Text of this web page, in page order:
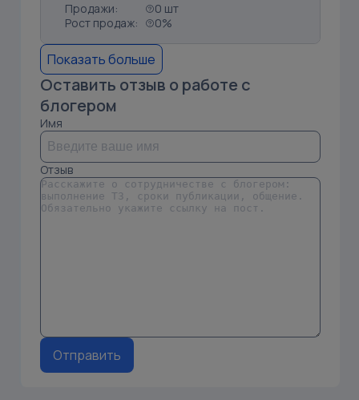
Продажи:
0 шт
Рост продаж:
0%
Показать больше
Оставить отзыв о работе с
блогером
Имя
Отзыв
Отправить